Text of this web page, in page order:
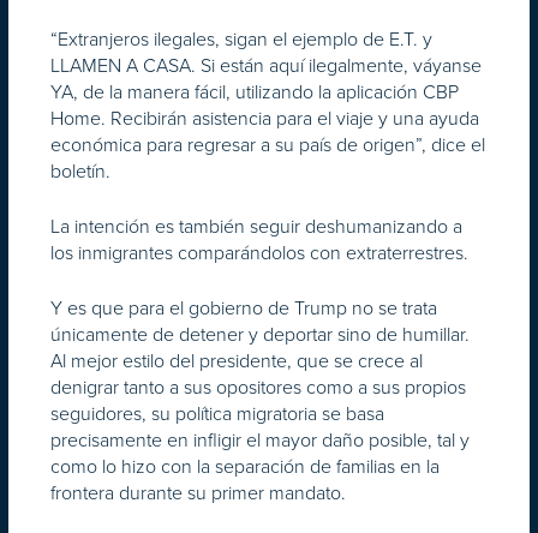
“Extranjeros ilegales, sigan el ejemplo de E.T. y
LLAMEN A CASA. Si están aquí ilegalmente, váyanse
YA, de la manera fácil, utilizando la aplicación CBP
Home. Recibirán asistencia para el viaje y una ayuda
económica para regresar a su país de origen”, dice el
boletín.
La intención es también seguir deshumanizando a
los inmigrantes comparándolos con extraterrestres.
Y es que para el gobierno de Trump no se trata
únicamente de detener y deportar sino de humillar.
Al mejor estilo del presidente, que se crece al
denigrar tanto a sus opositores como a sus propios
seguidores, su política migratoria se basa
precisamente en infligir el mayor daño posible, tal y
como lo hizo con la separación de familias en la
frontera durante su primer mandato.